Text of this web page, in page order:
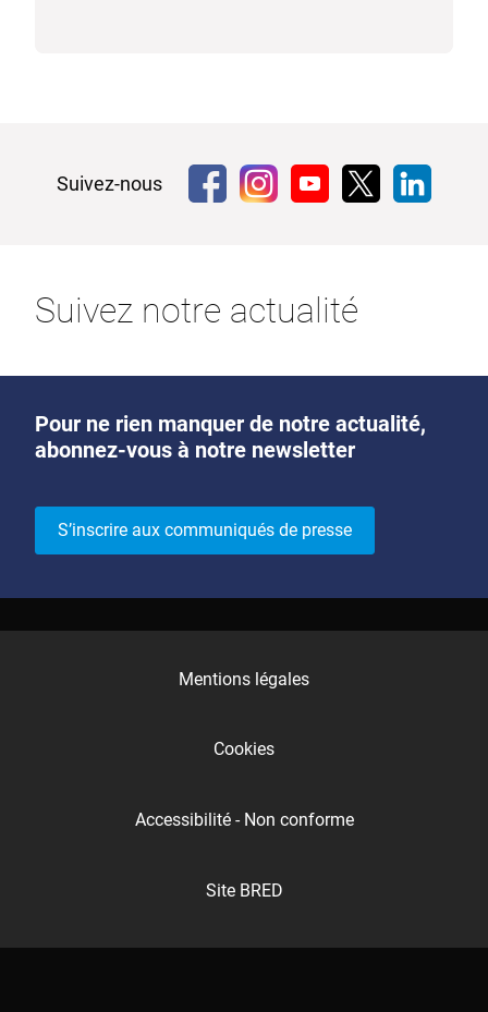
Suivez-nous
Suivez notre actualité
Pour ne rien manquer de notre actualité,
abonnez-vous à notre newsletter
S’inscrire aux communiqués de presse
Mentions légales
Cookies
Accessibilité - Non conforme
Site BRED